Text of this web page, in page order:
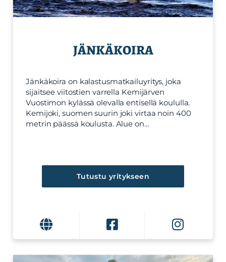
JÄNKÄKOIRA
Jänkäkoira on kalastusmatkailuyritys, joka
sijaitsee viitostien varrella Kemijärven
Vuostimon kylässä olevalla entisellä koululla.
Kemijoki, suomen suurin joki virtaa noin 400
metrin päässä koulusta. Alue on…
Tutustu yritykseen